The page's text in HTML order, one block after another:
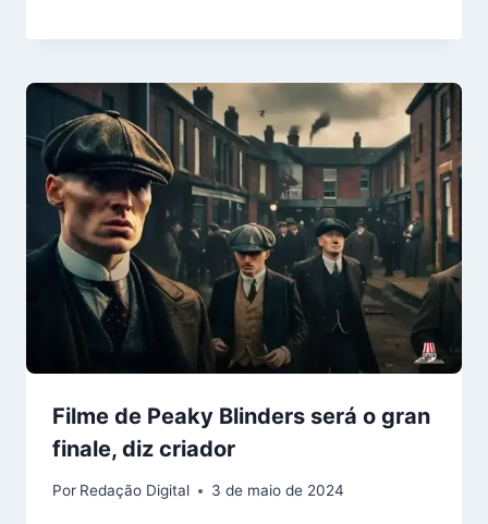
Filme de Peaky Blinders será o gran
finale, diz criador
Por Redação Digital 3 de maio de 2024